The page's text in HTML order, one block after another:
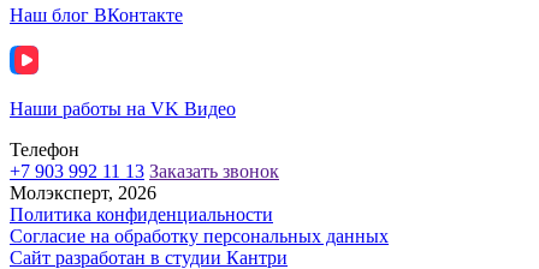
Наш блог ВКонтакте
Наши работы на VK Видео
Телефон
+7 903 992 11 13 Заказать звонок
Молэксперт, 2026
Политика конфиденциальности
Согласие на обработку персональных данных
Сайт разработан в cтудии Кантри